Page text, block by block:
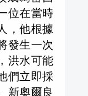
位在當時
，他根據
發生一次
洪水可能
們立即採
新奧爾良